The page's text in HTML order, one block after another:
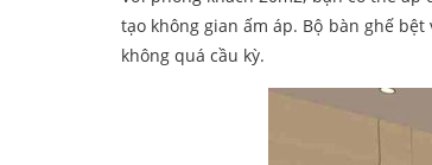
tạo không gian ấm áp. Bộ bàn ghế
không quá cầu kỳ.